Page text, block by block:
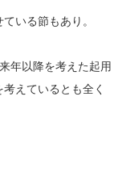
いる節もあり。
年以降を考えた起用
えているとも全く